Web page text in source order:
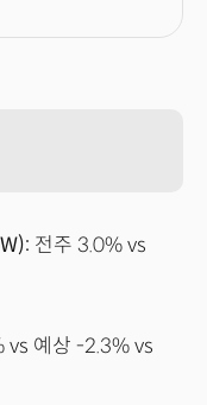
전주 3.0% vs
vs 예상 -2.3% vs